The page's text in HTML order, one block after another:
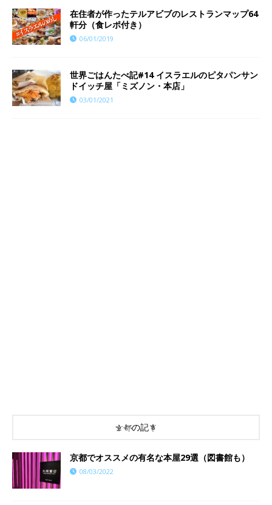
在住者が作ったテルアビブのレストランマップ64
軒分（食レポ付き）
06/01/2019
世界ごはんたべ記#14 イスラエルのピタパンサン
ドイッチ屋「ミズノン・本店」
03/01/2021
京都の記事
京都でオススメの有名な本屋29選（図書館も）
08/03/2022